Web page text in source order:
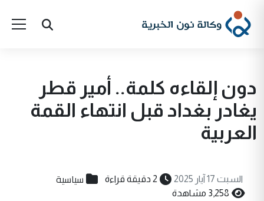
دون إلقاءه كلمة.. أمير قطر
يغادر بغداد قبل انتهاء القمة
العربية
السبت 17 آيار 2025 2 دقيقة قراءة سياسية
3,258 مشاهدة